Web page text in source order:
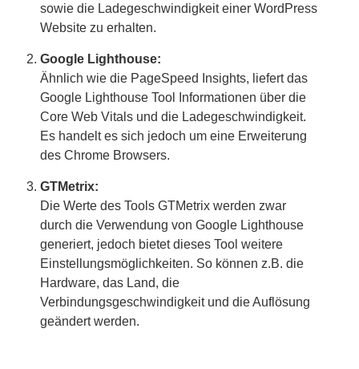
sowie die Ladegeschwindigkeit einer WordPress
Website zu erhalten.
Google Lighthouse:
Ähnlich wie die PageSpeed Insights, liefert das
Google Lighthouse Tool Informationen über die
Core Web Vitals und die Ladegeschwindigkeit.
Es handelt es sich jedoch um eine Erweiterung
des Chrome Browsers.
GTMetrix:
Die Werte des Tools GTMetrix werden zwar
durch die Verwendung von Google Lighthouse
generiert, jedoch bietet dieses Tool weitere
Einstellungsmöglichkeiten. So können z.B. die
Hardware, das Land, die
Verbindungsgeschwindigkeit und die Auflösung
geändert werden.